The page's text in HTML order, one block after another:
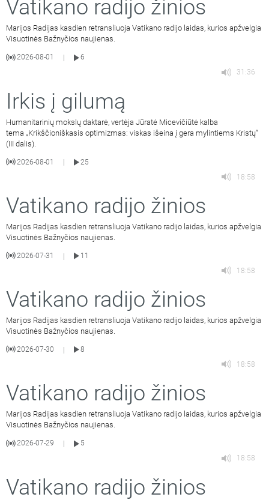
Vatikano radijo žinios
Marijos Radijas kasdien retransliuoja Vatikano radijo laidas, kurios apžvelgia
Visuotinės Bažnyčios naujienas.
2026-08-01
6
31:36
Irkis į gilumą
Humanitarinių mokslų daktarė, vertėja Jūratė Micevičiūtė kalba
tema „Krikščioniškasis optimizmas: viskas išeina į gera mylintiems Kristų“
(III dalis).
2026-08-01
25
18:58
Vatikano radijo žinios
Marijos Radijas kasdien retransliuoja Vatikano radijo laidas, kurios apžvelgia
Visuotinės Bažnyčios naujienas.
2026-07-31 |
11
18:58
Vatikano radijo žinios
Marijos Radijas kasdien retransliuoja Vatikano radijo laidas, kurios apžvelgia
Visuotinės Bažnyčios naujienas.
2026-07-30 |
8
18:58
Vatikano radijo žinios
Marijos Radijas kasdien retransliuoja Vatikano radijo laidas, kurios apžvelgia
Visuotinės Bažnyčios naujienas.
2026-07-29
5
18:58
Vatikano radijo žinios